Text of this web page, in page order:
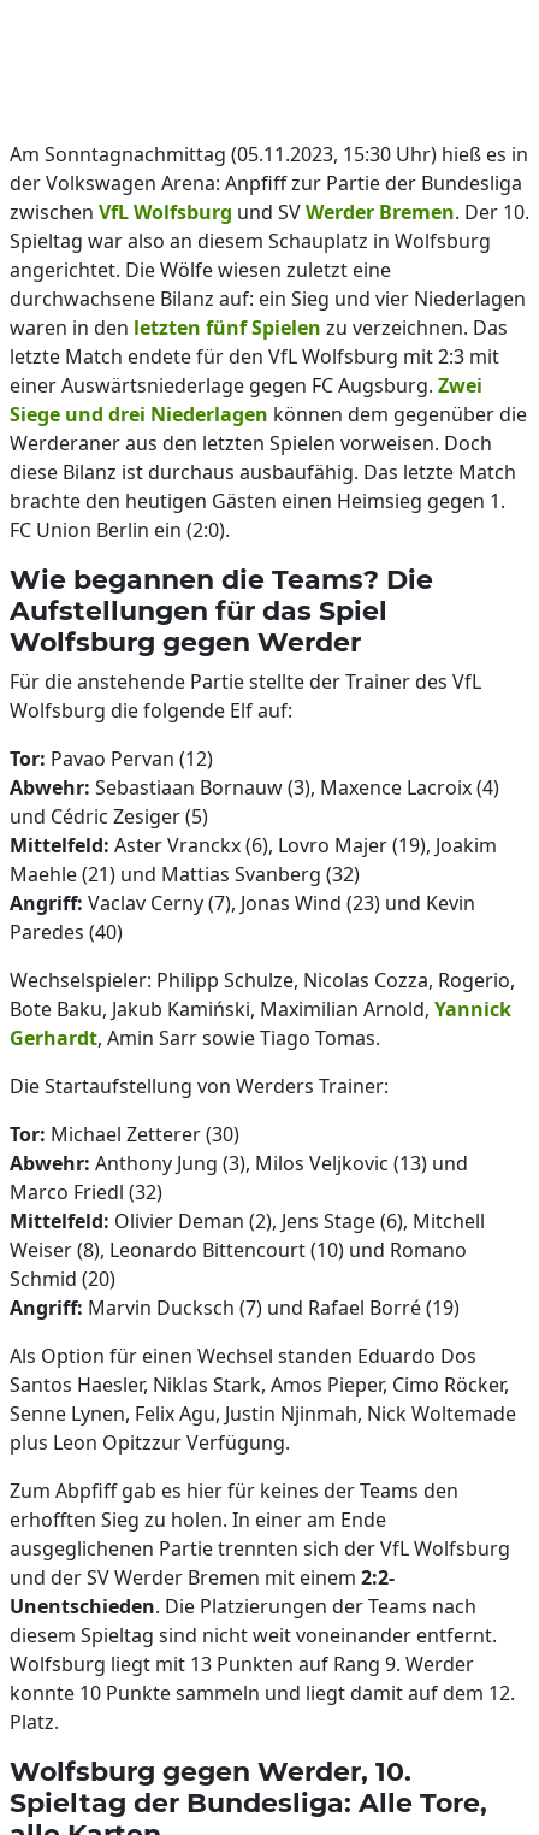
Am Sonntagnachmittag (05.11.2023, 15:30 Uhr) hieß es in
der Volkswagen Arena: Anpfiff zur Partie der Bundesliga
zwischen VfL Wolfsburg und SVWerder Bremen. Der 10.
Spieltag war also an diesem Schauplatz in Wolfsburg
angerichtet. Die Wölfe wiesen zuletzt eine
durchwachsene Bilanz auf: ein Sieg und vier Niederlagen
waren in den letzten fünf Spielen zu verzeichnen. Das
letzte Match endete für den VfL Wolfsburg mit 2:3 mit
einer Auswärtsniederlage gegen FC Augsburg. Zwei
Siege und drei Niederlagen können dem gegenüber die
Werderaner aus den letzten Spielen vorweisen. Doch
diese Bilanz ist durchaus ausbaufähig. Das letzte Match
brachte den heutigen Gästen einen Heimsieg gegen 1.
FC Union Berlin ein (2:0).
Wie begannen die Teams? Die
Aufstellungen für das Spiel
Wolfsburg gegen Werder
Für die anstehende Partie stellte der Trainer des VfL
Wolfsburg die folgende Elf auf:
Tor: Pavao Pervan (12)
Abwehr: Sebastiaan Bornauw (3), Maxence Lacroix (4)
und Cédric Zesiger (5)
Mittelfeld: Aster Vranckx (6), Lovro Majer (19), Joakim
Maehle (21) und Mattias Svanberg (32)
Angriff: Vaclav Cerny (7), Jonas Wind (23) und Kevin
Paredes (40)
Wechselspieler: Philipp Schulze, Nicolas Cozza, Rogerio,
Bote Baku, Jakub Kamiński, Maximilian Arnold, Yannick
Gerhardt, Amin Sarr sowie Tiago Tomas.
Die Startaufstellung von Werders Trainer:
Tor: Michael Zetterer (30)
Abwehr: Anthony Jung (3), Milos Veljkovic (13) und
Marco Friedl (32)
Mittelfeld: Olivier Deman (2), Jens Stage (6), Mitchell
Weiser (8), Leonardo Bittencourt (10) und Romano
Schmid (20)
Angriff: Marvin Ducksch (7) und Rafael Borré (19)
Als Option für einen Wechsel standen Eduardo Dos
Santos Haesler, Niklas Stark, Amos Pieper, Cimo Röcker,
Senne Lynen, Felix Agu, Justin Njinmah, Nick Woltemade
plus Leon Opitzzur Verfügung.
Zum Abpfiff gab es hier für keines der Teams den
erhofften Sieg zu holen. In einer am Ende
ausgeglichenen Partie trennten sich der VfL Wolfsburg
und der SV Werder Bremen mit einem 2:2-
Unentschieden. Die Platzierungen der Teams nach
diesem Spieltag sind nicht weit voneinander entfernt.
Wolfsburg liegt mit 13 Punkten auf Rang 9. Werder
konnte 10 Punkte sammeln und liegt damit auf dem 12.
Platz.
Wolfsburg gegen Werder, 10.
Spieltag der Bundesliga: Alle Tore,